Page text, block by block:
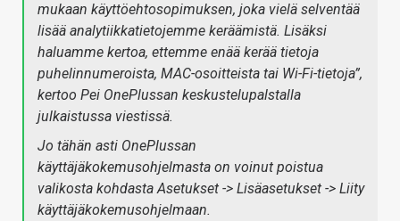
mukaan käyttöehtosopimuksen, joka vielä selventää
lisää analytiikkatietojemme keräämistä. Lisäksi
haluamme kertoa, ettemme enää kerää tietoja
puhelinnumeroista, MAC-osoitteista tai Wi-Fi-tietoja”,
kertoo Pei OnePlussan keskustelupalstalla
julkaistussa viestissä.
Jo tähän asti OnePlussan
käyttäjäkokemusohjelmasta on voinut poistua
valikosta kohdastaAsetukset -> Lisäasetukset -> Liity
käyttäjäkokemusohjelmaan.